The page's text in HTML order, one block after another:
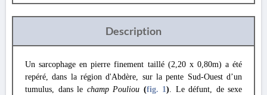
Description
Un sarcophage en pierre finement taillé (2,20 x 0,80m) a été
repéré, dans la région d'Abdère, sur la pente Sud-Ouest d’un
tumulus, dans le champ Pouliou (fig. 1). Le défunt, de sexe